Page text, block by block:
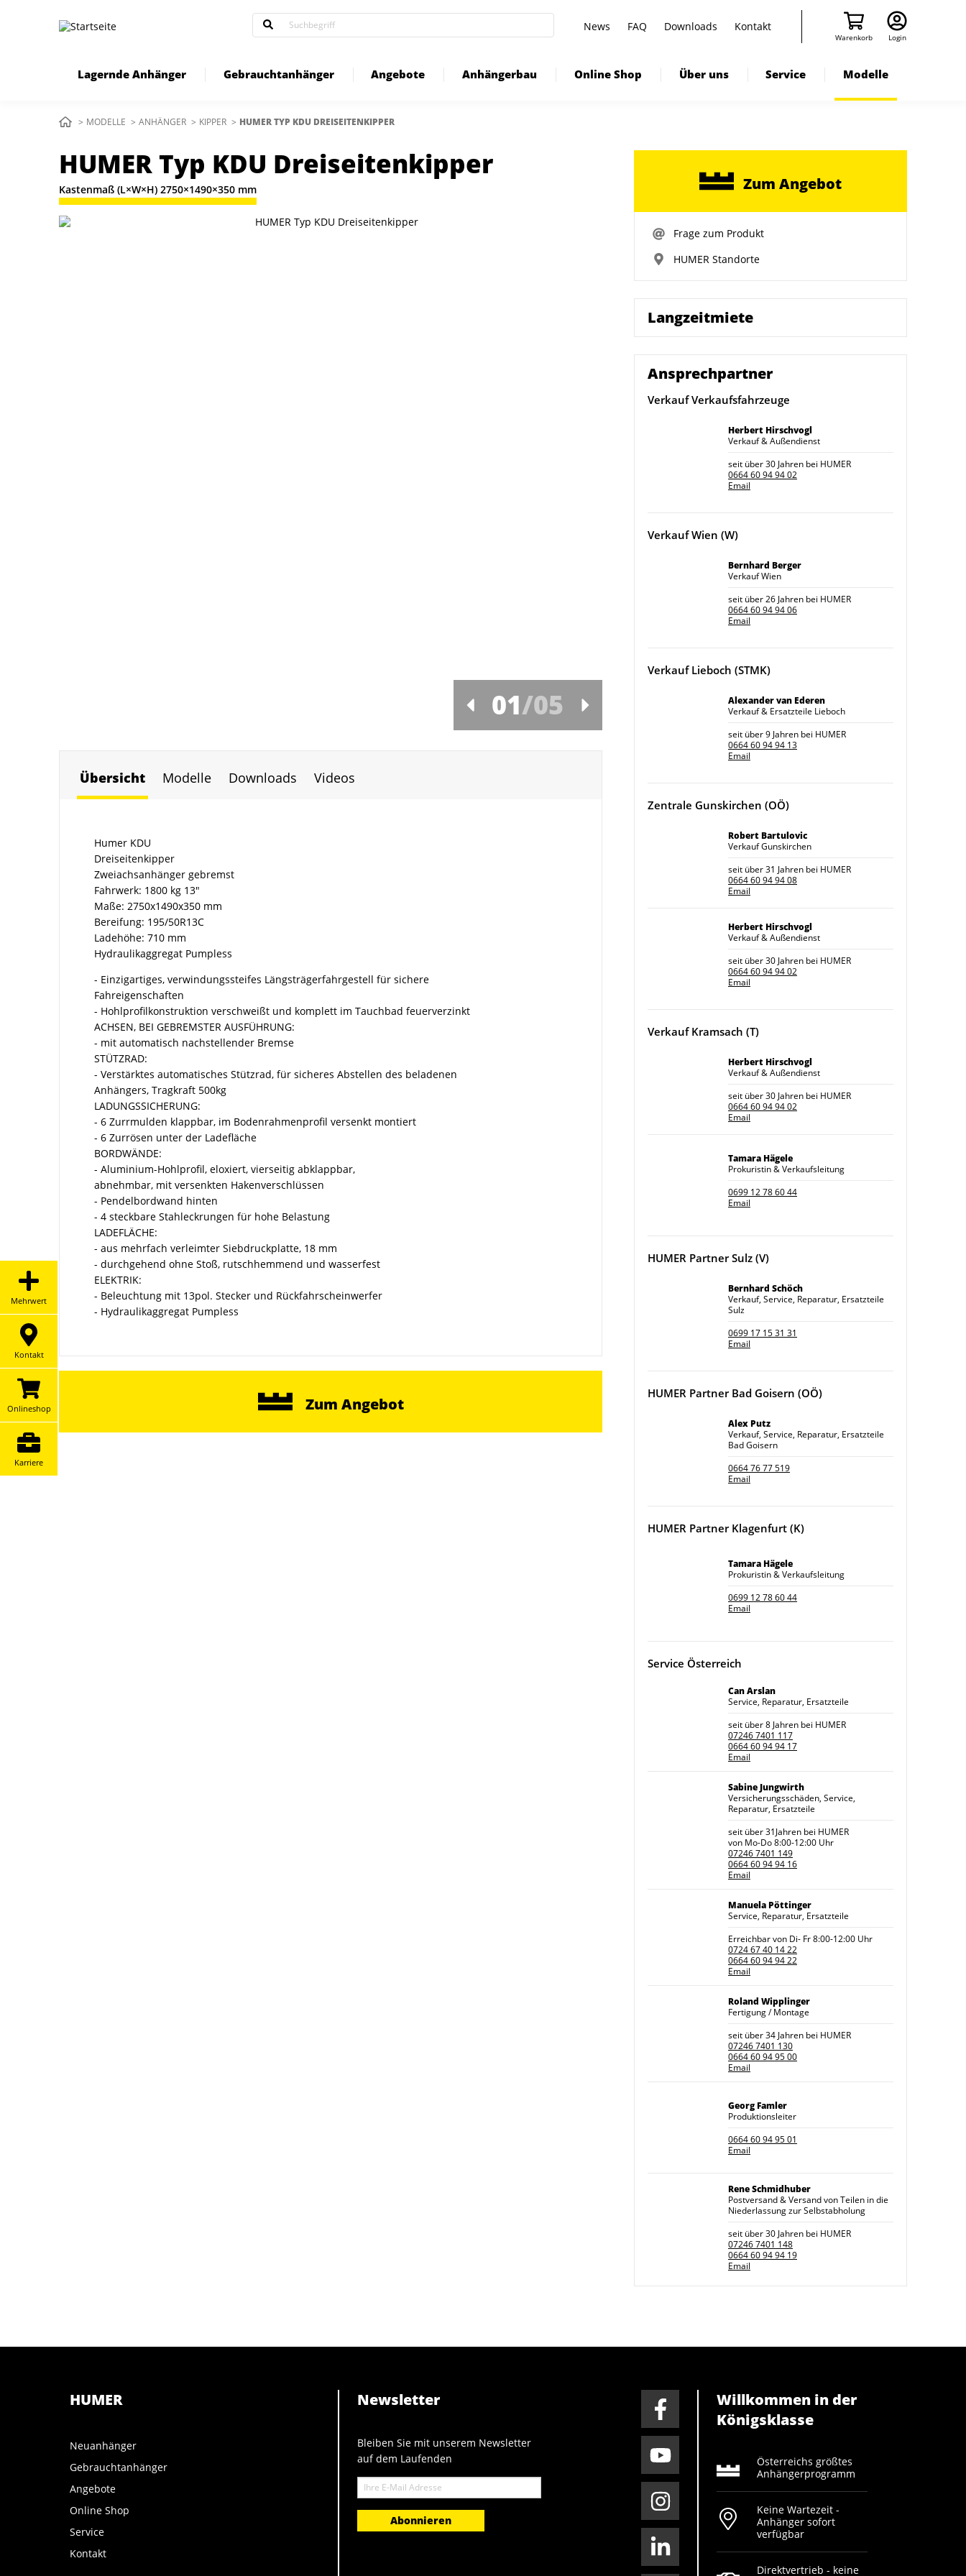
News FAQ Downloads Kontakt
Warenkorb Login
Lagernde Anhänger Gebrauchtanhänger Angebote Anhängerbau Online Shop Über uns Service Modelle
MODELLE ANHÄNGER KIPPER AKTUELL:
HUMER TYP KDU DREISEITENKIPPER
HUMER Typ KDU Dreiseitenkipper
Kastenmaß (L×W×H) 2750×1490×350 mm
01/05
Übersicht Modelle Downloads Videos
Humer KDU
Dreiseitenkipper
Zweiachsanhänger gebremst
Fahrwerk: 1800 kg 13"
Maße: 2750x1490x350 mm
Bereifung: 195/50R13C
Ladehöhe: 710 mm
Hydraulikaggregat Pumpless
- Einzigartiges, verwindungssteifes Längsträgerfahrgestell für sichere
Fahreigenschaften
- Hohlprofilkonstruktion verschweißt und komplett im Tauchbad feuerverzinkt
ACHSEN, BEI GEBREMSTER AUSFÜHRUNG:
- mit automatisch nachstellender Bremse
STÜTZRAD:
- Verstärktes automatisches Stützrad, für sicheres Abstellen des beladenen
Anhängers, Tragkraft 500kg
LADUNGSSICHERUNG:
- 6 Zurrmulden klappbar, im Bodenrahmenprofil versenkt montiert
- 6 Zurrösen unter der Ladefläche
BORDWÄNDE:
- Aluminium-Hohlprofil, eloxiert, vierseitig abklappbar,
abnehmbar, mit versenkten Hakenverschlüssen
- Pendelbordwand hinten
- 4 steckbare Stahleckrungen für hohe Belastung
LADEFLÄCHE:
- aus mehrfach verleimter Siebdruckplatte, 18 mm
- durchgehend ohne Stoß, rutschhemmend und wasserfest
ELEKTRIK:
- Beleuchtung mit 13pol. Stecker und Rückfahrscheinwerfer
- Hydraulikaggregat Pumpless
Zum Angebot
Zum Angebot
Frage zum Produkt
HUMER Standorte
Langzeitmiete
Ansprechpartner
Verkauf Verkaufsfahrzeuge
Herbert Hirschvogl
Verkauf & Außendienst
seit über 30 Jahren bei HUMER
0664 60 94 94 02
Email
Verkauf Wien (W)
Bernhard Berger
Verkauf Wien
seit über 26 Jahren bei HUMER
0664 60 94 94 06
Email
Verkauf Lieboch (STMK)
Alexander van Ederen
Verkauf & Ersatzteile Lieboch
seit über 9 Jahren bei HUMER
0664 60 94 94 13
Email
Zentrale Gunskirchen (OÖ)
Robert Bartulovic
Verkauf Gunskirchen
seit über 31 Jahren bei HUMER
0664 60 94 94 08
Email
Herbert Hirschvogl
Verkauf & Außendienst
seit über 30 Jahren bei HUMER
0664 60 94 94 02
Email
Verkauf Kramsach (T)
Herbert Hirschvogl
Verkauf & Außendienst
seit über 30 Jahren bei HUMER
0664 60 94 94 02
Email
Tamara Hägele
Prokuristin & Verkaufsleitung
0699 12 78 60 44
Email
HUMER Partner Sulz (V)
Bernhard Schöch
Verkauf, Service, Reparatur, Ersatzteile
Sulz
0699 17 15 31 31
Email
HUMER Partner Bad Goisern (OÖ)
Alex Putz
Verkauf, Service, Reparatur, Ersatzteile
Bad Goisern
0664 76 77 519
Email
HUMER Partner Klagenfurt (K)
Tamara Hägele
Prokuristin & Verkaufsleitung
0699 12 78 60 44
Email
Service Österreich
Can Arslan
Service, Reparatur, Ersatzteile
seit über 8 Jahren bei HUMER
07246 7401 117
0664 60 94 94 17
Email
Sabine Jungwirth
Versicherungsschäden, Service,
Reparatur, Ersatzteile
seit über 31Jahren bei HUMER
von Mo-Do 8:00-12:00 Uhr
07246 7401 149
0664 60 94 94 16
Email
Manuela Pöttinger
Service, Reparatur, Ersatzteile
Erreichbar von Di- Fr 8:00-12:00 Uhr
0724 67 40 14 22
0664 60 94 94 22
Email
Roland Wipplinger
Fertigung / Montage
seit über 34 Jahren bei HUMER
07246 7401 130
0664 60 94 95 00
Email
Georg Famler
Produktionsleiter
0664 60 94 95 01
Email
Rene Schmidhuber
Postversand & Versand von Teilen in die
Niederlassung zur Selbstabholung
seit über 30 Jahren bei HUMER
07246 7401 148
0664 60 94 94 19
Email
HUMER
Neuanhänger
Gebrauchtanhänger
Angebote
Online Shop
Service
Kontakt
Newsletter
Bleiben Sie mit unserem Newsletter
auf dem Laufenden
E-
Willkommen in der
Königsklasse
Österreichs größtes
Anhängerprogramm
Keine Wartezeit -
Anhänger sofort
verfügbar
Direktvertrieb - keine
Mehrwert
Kontakt
Onlineshop
Karriere